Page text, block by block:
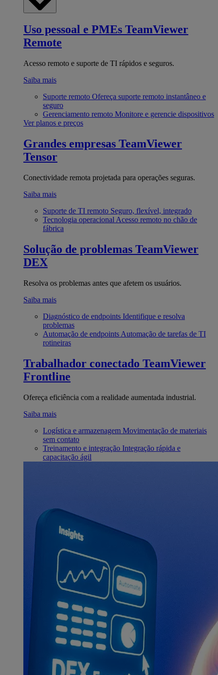
Uso pessoal e PMEs TeamViewer
Remote
Acesso remoto e suporte de TI rápidos e seguros.
Saiba mais
Suporte remoto Ofereça suporte remoto instantâneo e
seguro
Gerenciamento remoto Monitore e gerencie dispositivos
Ver planos e preços
Grandes empresas TeamViewer
Tensor
Conectividade remota projetada para operações seguras.
Saiba mais
Suporte de TI remoto Seguro, flexível, integrado
Tecnologia operacional Acesso remoto no chão de
fábrica
Solução de problemas TeamViewer
DEX
Resolva os problemas antes que afetem os usuários.
Saiba mais
Diagnóstico de endpoints Identifique e resolva
problemas
Automação de endpoints Automação de tarefas de TI
rotineiras
Trabalhador conectado TeamViewer
Frontline
Ofereça eficiência com a realidade aumentada industrial.
Saiba mais
Logística e armazenagem Movimentação de materiais
sem contato
Treinamento e integração Integração rápida e
capacitação ágil